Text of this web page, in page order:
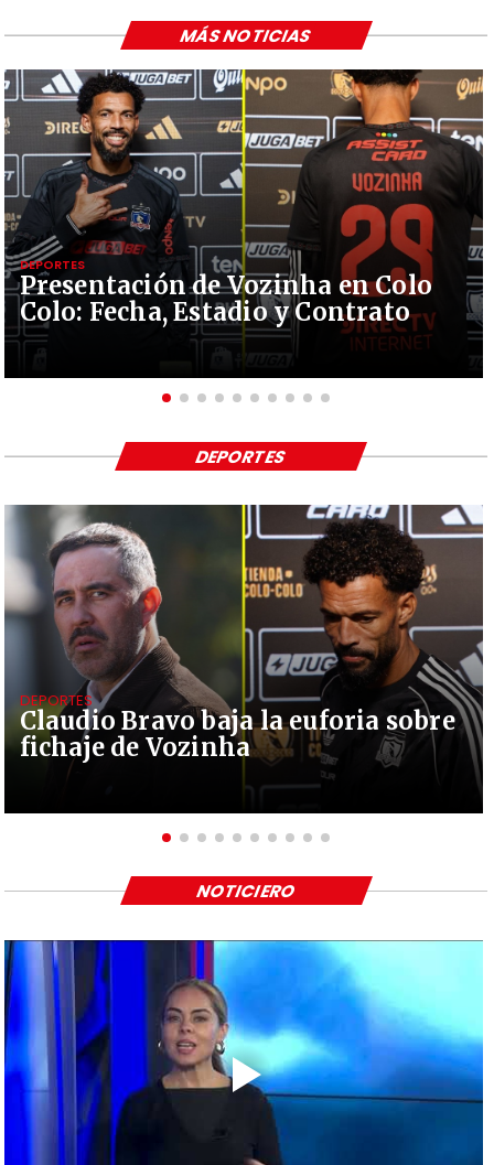
Presentación de Vozinha en Colo
Colo: Fecha, Estadio y Contrato
DEPORTES
MÁS NOTICIAS
Claudio Bravo baja la euforia sobre
fichaje de Vozinha
DEPORTES
DEPORTES
NOTICIERO